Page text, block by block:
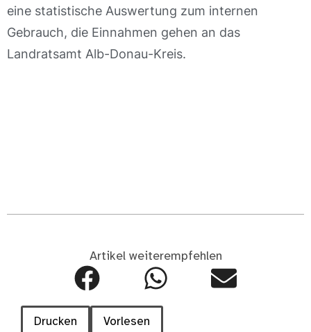
eine statistische Auswertung zum internen
Gebrauch, die Einnahmen gehen an das
Landratsamt Alb-Donau-Kreis.
Artikel weiterempfehlen
Drucken Vorlesen